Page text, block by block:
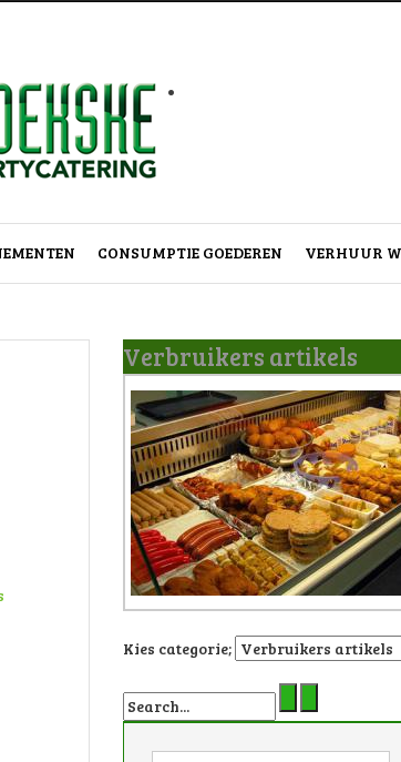
.
CONSUMPTIE GOEDEREN VERHUUR
Verbruikers artikels
Kies categorie;